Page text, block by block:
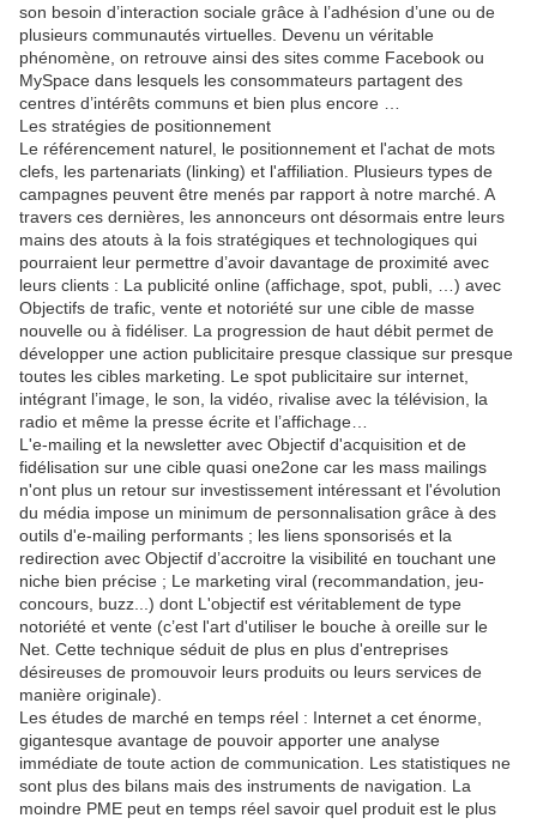
son besoin d’interaction sociale grâce à l’adhésion d’une ou de
plusieurs communautés virtuelles. Devenu un véritable
phénomène, on retrouve ainsi des sites comme Facebook ou
MySpace dans lesquels les consommateurs partagent des
centres d’intérêts communs et bien plus encore …
Les stratégies de positionnement
Le référencement naturel, le positionnement et l'achat de mots
clefs, les partenariats (linking) et l'affiliation. Plusieurs types de
campagnes peuvent être menés par rapport à notre marché. A
travers ces dernières, les annonceurs ont désormais entre leurs
mains des atouts à la fois stratégiques et technologiques qui
pourraient leur permettre d’avoir davantage de proximité avec
leurs clients : La publicité online (affichage, spot, publi, …) avec
Objectifs de trafic, vente et notoriété sur une cible de masse
nouvelle ou à fidéliser. La progression de haut débit permet de
développer une action publicitaire presque classique sur presque
toutes les cibles marketing. Le spot publicitaire sur internet,
intégrant l’image, le son, la vidéo, rivalise avec la télévision, la
radio et même la presse écrite et l’affichage…
L'e-mailing et la newsletter avec Objectif d'acquisition et de
fidélisation sur une cible quasi one2one car les mass mailings
n'ont plus un retour sur investissement intéressant et l'évolution
du média impose un minimum de personnalisation grâce à des
outils d'e-mailing performants ; les liens sponsorisés et la
redirection avec Objectif d’accroitre la visibilité en touchant une
niche bien précise ; Le marketing viral (recommandation, jeu-
concours, buzz...) dont L'objectif est véritablement de type
notoriété et vente (c’est l'art d'utiliser le bouche à oreille sur le
Net. Cette technique séduit de plus en plus d'entreprises
désireuses de promouvoir leurs produits ou leurs services de
manière originale).
Les études de marché en temps réel : Internet a cet énorme,
gigantesque avantage de pouvoir apporter une analyse
immédiate de toute action de communication. Les statistiques ne
sont plus des bilans mais des instruments de navigation. La
moindre PME peut en temps réel savoir quel produit est le plus